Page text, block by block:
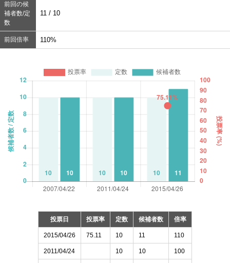
前回の候
補者数/定
数
11 / 10
前回倍率 110%
投票日 投票率 定数 候補者数 倍率
2015/04/26 75.11 10 11 110
2011/04/24 10 10 100